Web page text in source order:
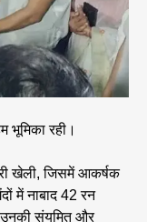
भूमिका रही।
खेली, जिसमें आकर्षक
में नाबाद 42 रन
उनकी संयमित और